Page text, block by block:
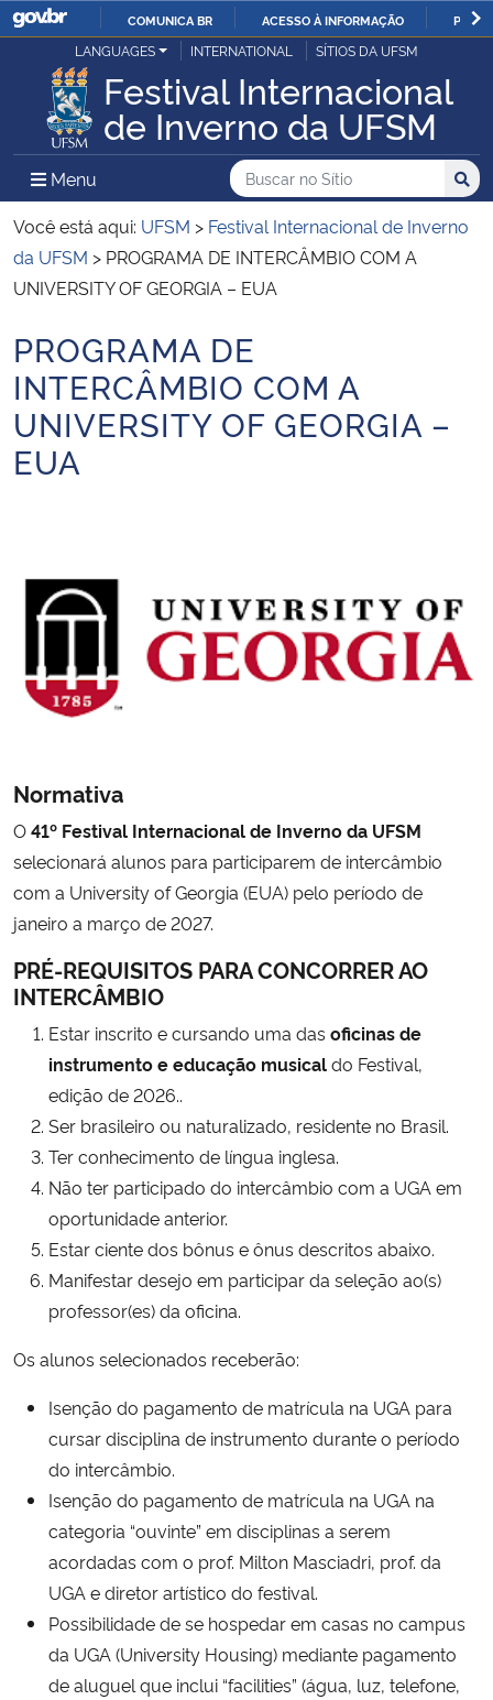
IR
PARA
CONTEÚDO
COMUNICA BR ACESSO À INFORMAÇÃO
Ministério da Justiça e Segurança Pública
Ministério da Defesa
Ministério das Relações Exteriores
Ministério da Economia
Ministério da Infraestrutura
Ministério da Agricultura, Pecuária e Abastecimento
Ministério da Educação
Ministério de Minas e Energia
Ministério da Ciência, Tecnologia, Inovações e Comunicações
Ministério do Turismo
Ministério do Desenvolvimento Regional
Controladoria-Geral da União
Ministério da Mulher, da Família e dos Direitos Humanos
Secretaria-Geral
Secretaria de Governo
Gabinete de Segurança Institucional
Advocacia-Geral da União
Banco Central do Brasil
Planalto
LANGUAGES INTERNATIONAL SÍTIOS DA UFSM
Festival Internacional
de Inverno da UFSM
Menu Menu Principal do Sítio
Busca
Buscar no no Sítio
Busca:
Você está aqui: UFSM > Festival Internacional de Inverno
da UFSM > PROGRAMA DE INTERCÂMBIO COM A
UNIVERSITY OF GEORGIA – EUA
Início do conteúdo
PROGRAMA DE
INTERCÂMBIO COM A
UNIVERSITY OF GEORGIA –
EUA
Normativa
O41º Festival Internacional de Inverno da UFSM
selecionará alunos para participarem de intercâmbio
com a University of Georgia (EUA) pelo período de
janeiro a março de 2027.
PRÉ-REQUISITOS PARA CONCORRER AO
INTERCÂMBIO
Estar inscrito e cursando uma das oficinas de
instrumento e educação musicaldo Festival,
edição de 2026..
Ser brasileiro ou naturalizado, residente no Brasil.
Ter conhecimento de língua inglesa.
Não ter participado do intercâmbio com a UGA em
oportunidade anterior.
Estar ciente dos bônus e ônus descritos abaixo.
Manifestar desejo em participar da seleção ao(s)
professor(es) da oficina.
Os alunos selecionados receberão:
Isenção do pagamento de matrícula na UGA para
cursar disciplina de instrumento durante o período
do intercâmbio.
Isenção do pagamento de matrícula na UGA na
categoria “ouvinte” em disciplinas a serem
acordadas com o prof. Milton Masciadri, prof. da
UGA e diretor artístico do festival.
Possibilidade de se hospedar em casas no campus
da UGA (University Housing) mediante pagamento
de aluguel que inclui “facilities” (água, luz, telefone,